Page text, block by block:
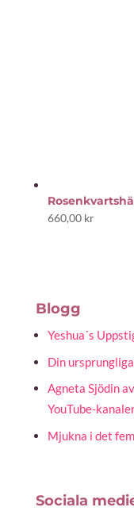
660,00 kr
Blogg
Yeshua´s
Din
Agneta Sjödin
YouTube-
Mjukna i det
Sociala